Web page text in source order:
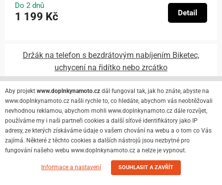
Do 2 dnů
1 199 Kč Detail
Držák na telefon s bezdrátovým nabíjením Biketec,
uchycení na řidítko nebo zrcátko
Aby projekt www.doplnkynamoto.cz dál fungoval tak, jak ho znáte, abyste na
www.doplnkynamoto.cz našli rychle to, co hledáte, abychom vás neobtěžovali
nevhodnou reklamou, abychom mohli www.doplnkynamoto.cz dále rozvíjet,
používáme my i naši partneři cookies a další síťové identifikátory jako IP
adresy, ze kterých získáváme údaje o vašem chování na webu a o tom co Vás
zajímá. Některé z těchto cookies a dalších nástrojů jsou nezbytné pro
fungování našeho webu www.doplnkynamoto.cz a nelze je vypnout.
Informace a nastavení SOUHLASIT A ZAVŘÍT